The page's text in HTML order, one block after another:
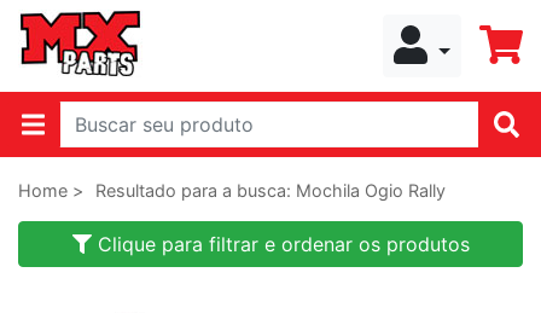
Home > Resultado para a busca: Mochila Ogio Rally
Clique para filtrar e ordenar os produtos